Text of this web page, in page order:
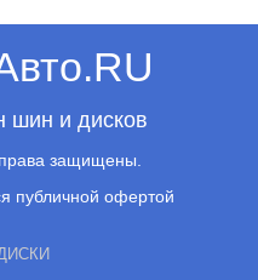
шин и дисков
защищены.
публичной офертой